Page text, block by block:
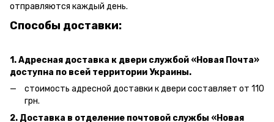
отправляются каждый день.
Способы доставки:
1. Адресная доставка к двери службой «Новая Почта»
доступна по всей территории Украины.
стоимость адресной доставки к двери составляет от 110
грн.
2. Доставка в отделение почтовой службы «Новая